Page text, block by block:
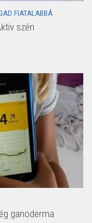
FIATALABBÁ
szén
ganoderma